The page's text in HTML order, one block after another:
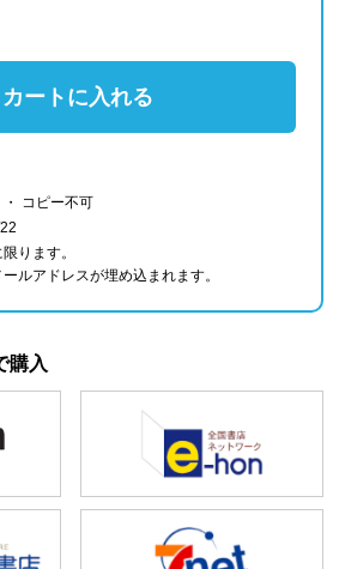
カートに入れる
・ コピー不可
ります。
ルアドレスが埋め込まれます。
購入